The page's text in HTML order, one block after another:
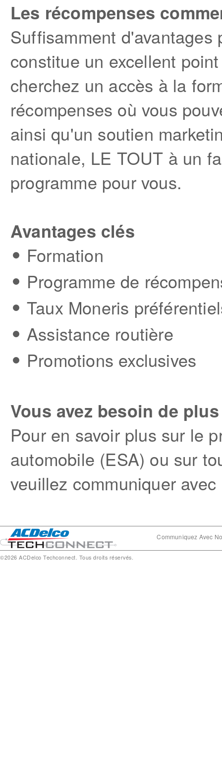
Les récompenses
Suffisamment
constitue un excellent
cherchez un accès à la
récompenses où vous
ainsi qu'un soutien
nationale, LE TOUT à un
programme pour vous.
Avantages clés
Formation
Programme de
Taux Moneris
Assistance routière
Promotions exclusives
Vous avez besoin de
Pour en savoir plus sur le
automobile (ESA) ou sur
veuillez communiquer
Communiquez Avec
©2026 ACDelco Techconnect. Tous droits réservés.